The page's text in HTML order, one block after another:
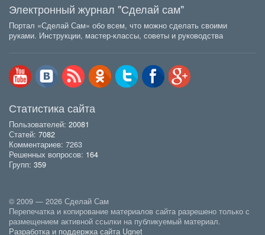
Электронный журнал "Сделай сам"
Портал «Сделай Сам» обо всем, что можно сделать своими
руками. Инструкции, мастер-классы, советы и руководства
Статистика сайта
Пользователей: 20081
Статей: 7082
Комментариев: 7263
Решенных вопросов: 164
Групп: 359
© 2009 — 2026 Сделай Сам
Перепечатка и копирование материалов сайта разрешено только с
размещением активной ссылки на публикуемый материал.
Разработка и поддержка сайта Ugnet